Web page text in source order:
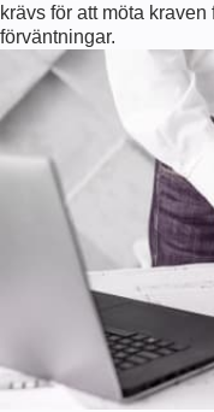
krävs för att möta
förväntningar.